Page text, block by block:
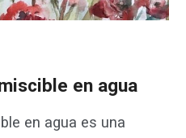
en agua
en agua es una